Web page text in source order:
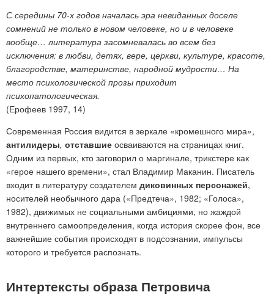
С середины 70-х годов началась эра невиданных доселе
сомнений не только в новом человеке, но и в человеке
вообще… литература засомневалась во всем без
исключения: в любви, детях, вере, церкви, культуре, красоте,
благородстве, материнстве, народной мудрости… На
место психологической прозы приходит
психопатологическая.
(Ерофеев 1997, 14)
Современная Россия видится в зеркале «кромешного мира»,
антилидеры, отставшие осваиваются на страницах книг.
Одним из первых, кто заговорил о маргинале, трикстере как
«герое нашего времени», стал Владимир Маканин. Писатель
входит в литературу создателем диковинных персонажей,
носителей необычного дара («Предтеча», 1982; «Голоса»,
1982), движимых не социальными амбициями, но жаждой
внутреннего самоопределения, когда история скорее фон, все
важнейшие события происходят в подсознании, импульсы
которого и требуется распознать.
Интертексты образа Петровича